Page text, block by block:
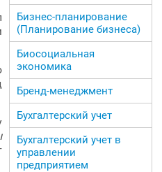
Бизнес-планирование
(Планирование бизнеса)
Биосоциальная
экономика
Бренд-менеджмент
Бухгалтерский учет
Бухгалтерский учет в
управлении
предприятием